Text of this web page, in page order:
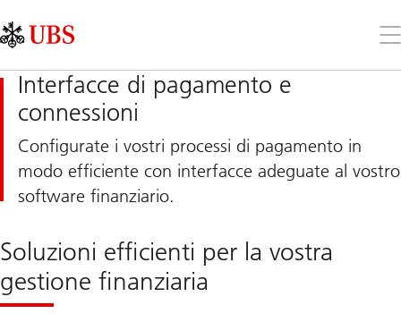
Links
Area
il
Interfacce di pagamento e
connessioni
Configurate i vostri processi di pagamento in
modo efficiente con interfacce adeguate al vostro
software finanziario.
Soluzioni efficienti per la vostra
gestione finanziaria